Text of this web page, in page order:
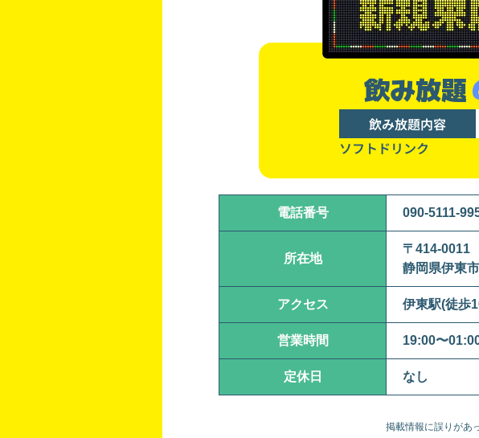
飲み放題
飲み放題内容
ソフトドリンク
電話番号 090-5111-
所在地
〒414-0011
静岡県伊東
アクセス 伊東駅(徒歩
営業時間 19:00〜
定休日 なし
掲載情報に誤りがあ